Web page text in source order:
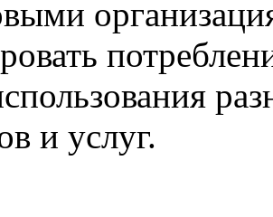
и услуг.